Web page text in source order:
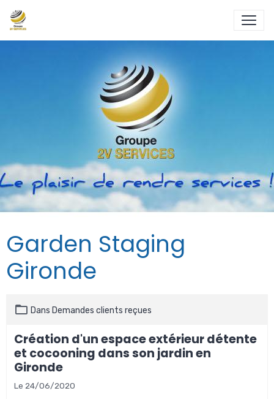
Garden Staging
Gironde
Dans Demandes clients reçues
Création d'un espace extérieur détente
et cocooning dans son jardin en
Gironde
Le 24/06/2020